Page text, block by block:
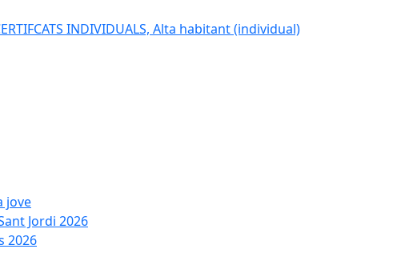
INDIVIDUALS, Alta habitant (individual)
jove
Jordi 2026
2026